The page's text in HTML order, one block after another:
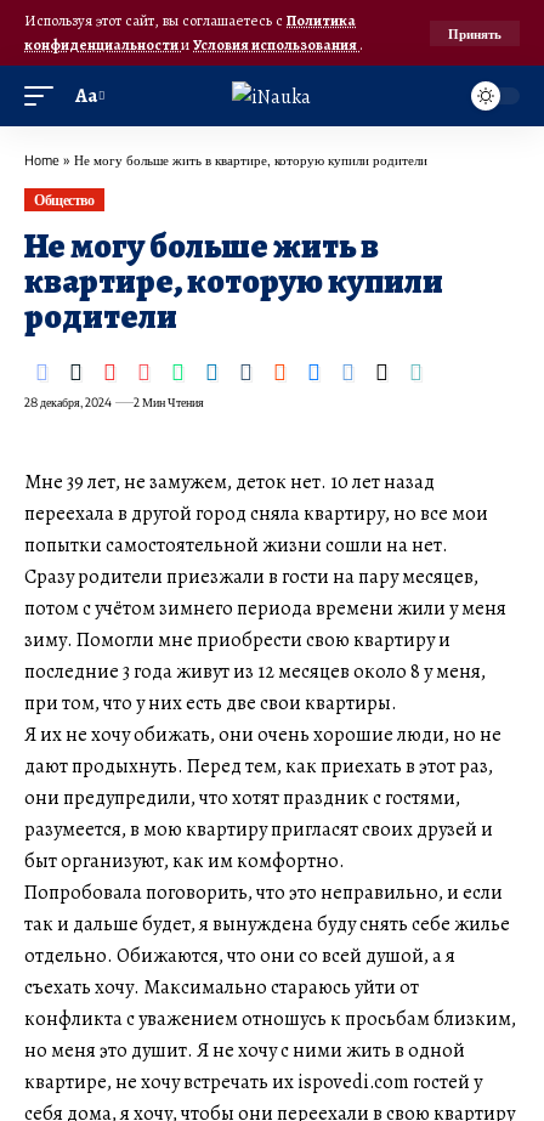
Используя этот сайт, вы соглашаетесь с Политика
конфиденциальностииУсловия использования.
Принять
Аа
Home » Не могу больше жить в квартире, которую купили родители
Общество
Не могу больше жить в
квартире, которую купили
родители
28 декабря, 2024 2 Мин Чтения
Мне 39 лет, не замужем, деток нет. 10 лет назад
переехала в другой город сняла квартиру, но все мои
попытки самостоятельной жизни сошли на нет.
Сразу родители приезжали в гости на пару месяцев,
потом с учётом зимнего периода времени жили у меня
зиму. Помогли мне приобрести свою квартиру и
последние 3 года живут из 12 месяцев около 8 у меня,
при том, что у них есть две свои квартиры.
Я их не хочу обижать, они очень хорошие люди, но не
дают продыхнуть. Перед тем, как приехать в этот раз,
они предупредили, что хотят праздник с гостями,
разумеется, в мою квартиру пригласят своих друзей и
быт организуют, как им комфортно.
Попробовала поговорить, что это неправильно, и если
так и дальше будет, я вынуждена буду снять себе жилье
отдельно. Обижаются, что они со всей душой, а я
съехать хочу. Максимально стараюсь уйти от
конфликта с уважением отношусь к просьбам близким,
но меня это душит. Я не хочу с ними жить в одной
квартире, не хочу встречать их ispovedi.com гостей у
себя дома, я хочу, чтобы они переехали в свою квартиру